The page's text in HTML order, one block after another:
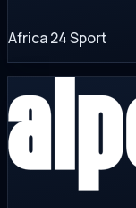
Africa 24 Sport